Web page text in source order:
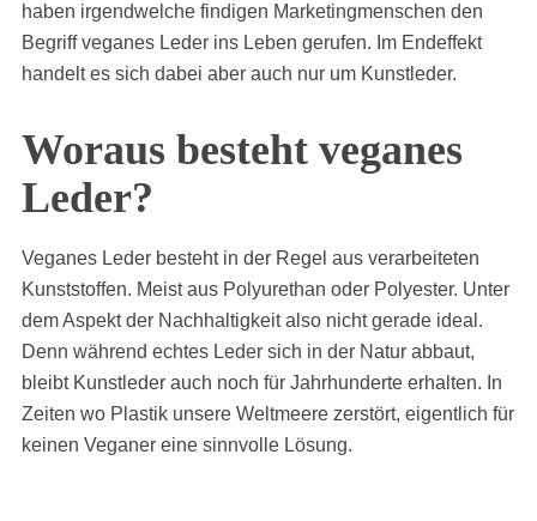
haben irgendwelche findigen Marketingmenschen den
Begriff veganes Leder ins Leben gerufen. Im Endeffekt
handelt es sich dabei aber auch nur um Kunstleder.
Woraus besteht veganes
Leder?
Veganes Leder besteht in der Regel aus verarbeiteten
Kunststoffen. Meist aus Polyurethan oder Polyester. Unter
dem Aspekt der Nachhaltigkeit also nicht gerade ideal.
Denn während echtes Leder sich in der Natur abbaut,
bleibt Kunstleder auch noch für Jahrhunderte erhalten. In
Zeiten wo Plastik unsere Weltmeere zerstört, eigentlich für
keinen Veganer eine sinnvolle Lösung.